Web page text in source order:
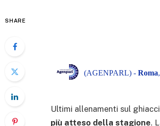
SHARE
(AGENPARL) - Roma
Ultimi allenamenti sul
più atteso della stagione.